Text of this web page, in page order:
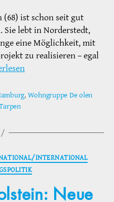
(68) ist schon seit gut
Sie lebt in Norderstedt,
eine Möglichkeit, mit
zu realisieren – egal
, Wohngruppe De olen
KategorienINTERNATIONAL
Neue